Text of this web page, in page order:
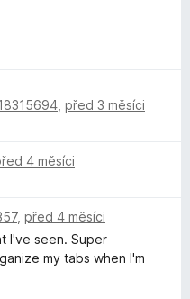
před 3 měsíci
4 měsíci
, před 4 měsíci
I've seen. Super
my tabs when I'm